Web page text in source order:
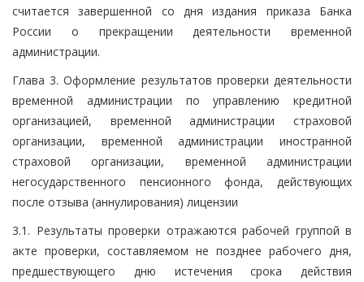
считается завершенной со дня издания приказа Банка
России о прекращении деятельности временной
администрации.
Глава 3. Оформление результатов проверки деятельности
временной администрации по управлению кредитной
организацией, временной администрации страховой
организации, временной администрации иностранной
страховой организации, временной администрации
негосударственного пенсионного фонда, действующих
после отзыва (аннулирования) лицензии
3.1. Результаты проверки отражаются рабочей группой в
акте проверки, составляемом не позднее рабочего дня,
предшествующего дню истечения срока действия